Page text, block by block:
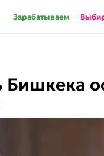
Зарабатываем
Бишкека